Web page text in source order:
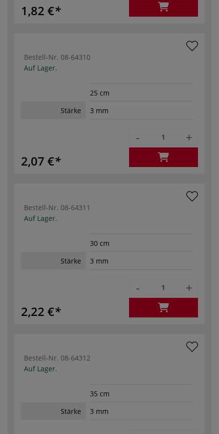
1,82 €
Bestell-Nr. 08-64310
Auf Lager.
25 cm
Stärke
3 mm
2,07 €
- +
Bestell-Nr. 08-64311
Auf Lager.
30 cm
Stärke
3 mm
2,22 €
- +
Bestell-Nr. 08-64312
Auf Lager.
35 cm
Stärke
3 mm